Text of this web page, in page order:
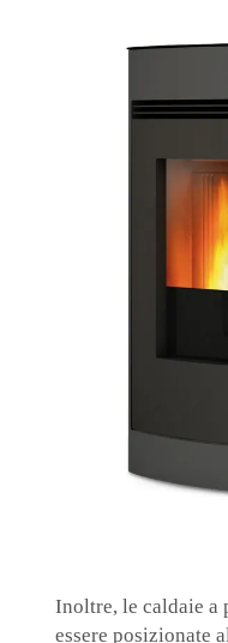
Inoltre, le caldaie a
essere posizionate